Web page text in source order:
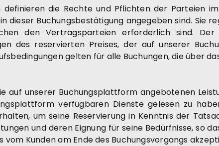
definieren die Rechte und Pflichten der Parteien
dieser Buchungsbestätigung angegeben sind. Sie
den Vertragsparteien erforderlich sind.
des reservierten Preises, der auf unserer
gelten für alle Buchungen, die über
auf unserer Buchungsplattform angebotenen
verfügbaren Dienste gelesen zu
um seine Reservierung in Kenntnis der
und deren Eignung für seine Bedürfnisse, so
vom Kunden am Ende des Buchungsvorgangs